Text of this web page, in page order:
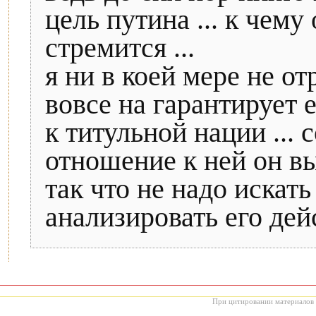
цель путина ... к чему
стремится ...
я ни в коей мере не
вовсе на
к титульной нации ...
отношение к ней он
так что не надо
анализировать его
При цитировании материалов